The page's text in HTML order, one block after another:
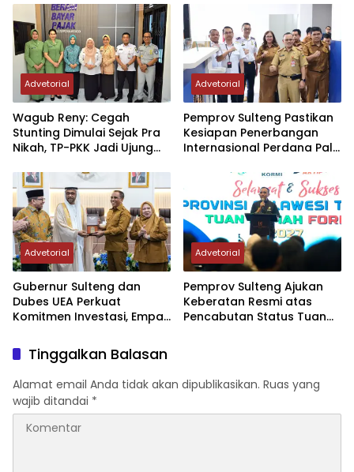
Perdana Internasional
Palu-Guangzhou
Advetorial
Wagub Reny: Cegah
Stunting Dimulai Sejak Pra
Nikah, TP-PKK Jadi Ujung
Advetorial
Pemprov Sulteng Pastikan
Kesiapan Penerbangan
Internasional Perdana Palu
Advetorial
Gubernur Sulteng dan
Dubes UEA Perkuat
Komitmen Investasi, Empat
Advetorial
Pemprov Sulteng Ajukan
Keberatan Resmi atas
Pencabutan Status Tuan
Tinggalkan Balasan
Alamat email Anda tidak akan dipublikasikan. Ruas yang
wajib ditandai *